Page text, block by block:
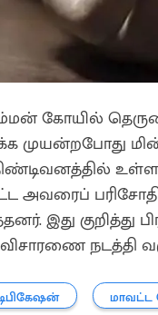
கோயில்
இது குறித்து
நடத்தி
மாவட்ட